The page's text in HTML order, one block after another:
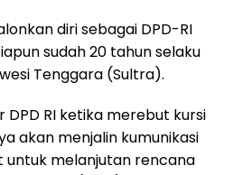
diri sebagai DPD-RI
sudah 20 tahun selaku
Tenggara (Sultra).
DPD RI ketika merebut kursi
akan menjalin kumunikasi
melanjutan rencana